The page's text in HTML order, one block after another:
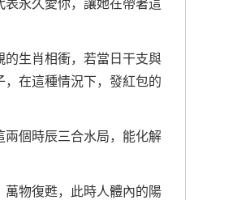
永久愛你，讓她在帶著這
的生肖相衝，若當日干支與
在這種情況下，發紅包的
兩個時辰三合水局，能化解
物復甦，此時人體內的陽